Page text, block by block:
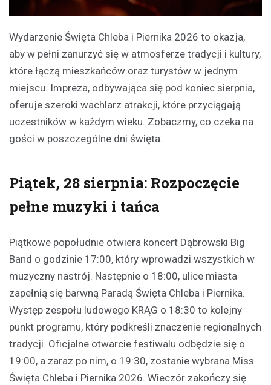
Wydarzenie Święta Chleba i Piernika 2026 to okazja,
aby w pełni zanurzyć się w atmosferze tradycji i kultury,
które łączą mieszkańców oraz turystów w jednym
miejscu. Impreza, odbywająca się pod koniec sierpnia,
oferuje szeroki wachlarz atrakcji, które przyciągają
uczestników w każdym wieku. Zobaczmy, co czeka na
gości w poszczególne dni święta.
Piątek, 28 sierpnia: Rozpoczęcie
pełne muzyki i tańca
Piątkowe popołudnie otwiera koncert Dąbrowski Big
Band o godzinie 17:00, który wprowadzi wszystkich w
muzyczny nastrój. Następnie o 18:00, ulice miasta
zapełnią się barwną Paradą Święta Chleba i Piernika.
Występ zespołu ludowego KRĄG o 18:30 to kolejny
punkt programu, który podkreśli znaczenie regionalnych
tradycji. Oficjalne otwarcie festiwalu odbędzie się o
19:00, a zaraz po nim, o 19:30, zostanie wybrana Miss
Święta Chleba i Piernika 2026. Wieczór zakończy się